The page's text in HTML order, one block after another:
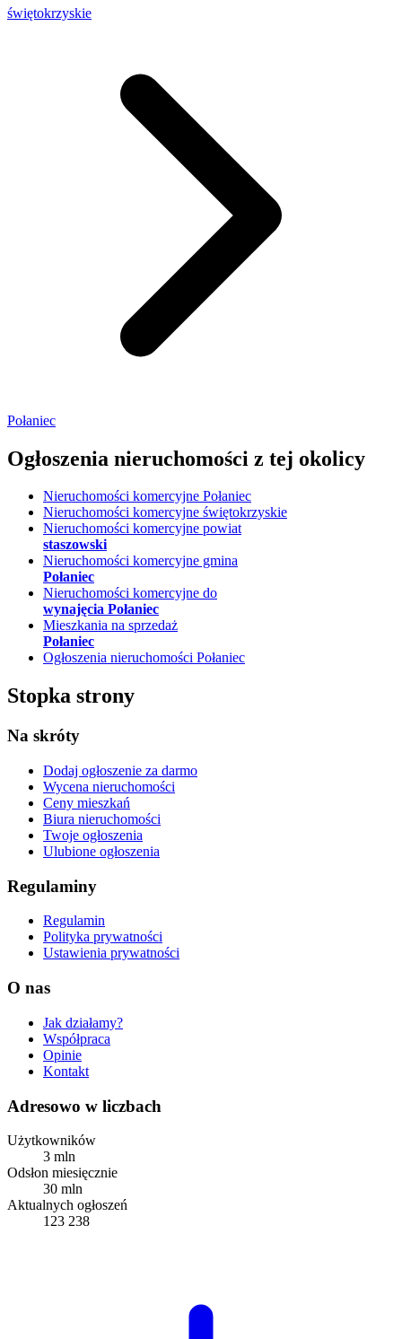
świętokrzyskie
Połaniec
Ogłoszenia nieruchomości z tej okolicy
Nieruchomości komercyjne Połaniec
Nieruchomości komercyjne świętokrzyskie
Nieruchomości komercyjne powiat
staszowski
Nieruchomości komercyjne gmina
Połaniec
Nieruchomości komercyjne do
wynajęcia Połaniec
Mieszkania na sprzedaż
Połaniec
Ogłoszenia nieruchomości Połaniec
Stopka strony
Na skróty
Dodaj ogłoszenie za darmo
Wycena nieruchomości
Ceny mieszkań
Biura nieruchomości
Twoje ogłoszenia
Ulubione ogłoszenia
Regulaminy
Regulamin
Polityka prywatności
Ustawienia prywatności
O nas
Jak działamy?
Współpraca
Opinie
Kontakt
Adresowo w liczbach
Użytkowników
3 mln
Odsłon miesięcznie
30 mln
Aktualnych ogłoszeń
123 238